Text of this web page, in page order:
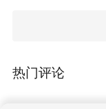
热门评论